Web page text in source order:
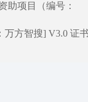
助项目（编号：
方智搜] V3.0 证